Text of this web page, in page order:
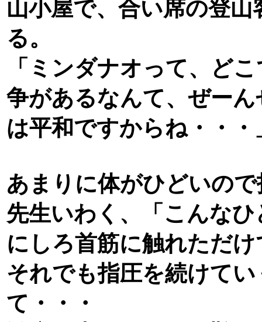
山小屋で、合い席の登
る。
「ミンダナオって、ど
争があるなんて、ぜー
は平和ですからね・・・
あまりに体がひどいの
先生いわく、「こんな
にしろ首筋に触れただ
それでも指圧を続けて
て・・・